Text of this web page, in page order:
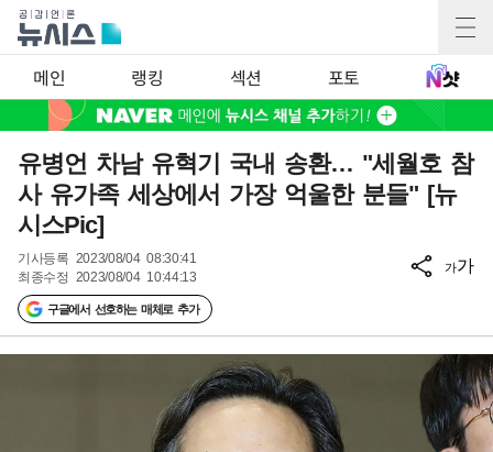
메인 랭킹 섹션 포토
유병언 차남 유혁기 국내 송환… "세월호 참
사 유가족 세상에서 가장 억울한 분들" [뉴
시스Pic]
기사등록 2023/08/04 08:30:41
최종수정 2023/08/04 10:44:13
구글에서 선호하는 매체로 추가
가가